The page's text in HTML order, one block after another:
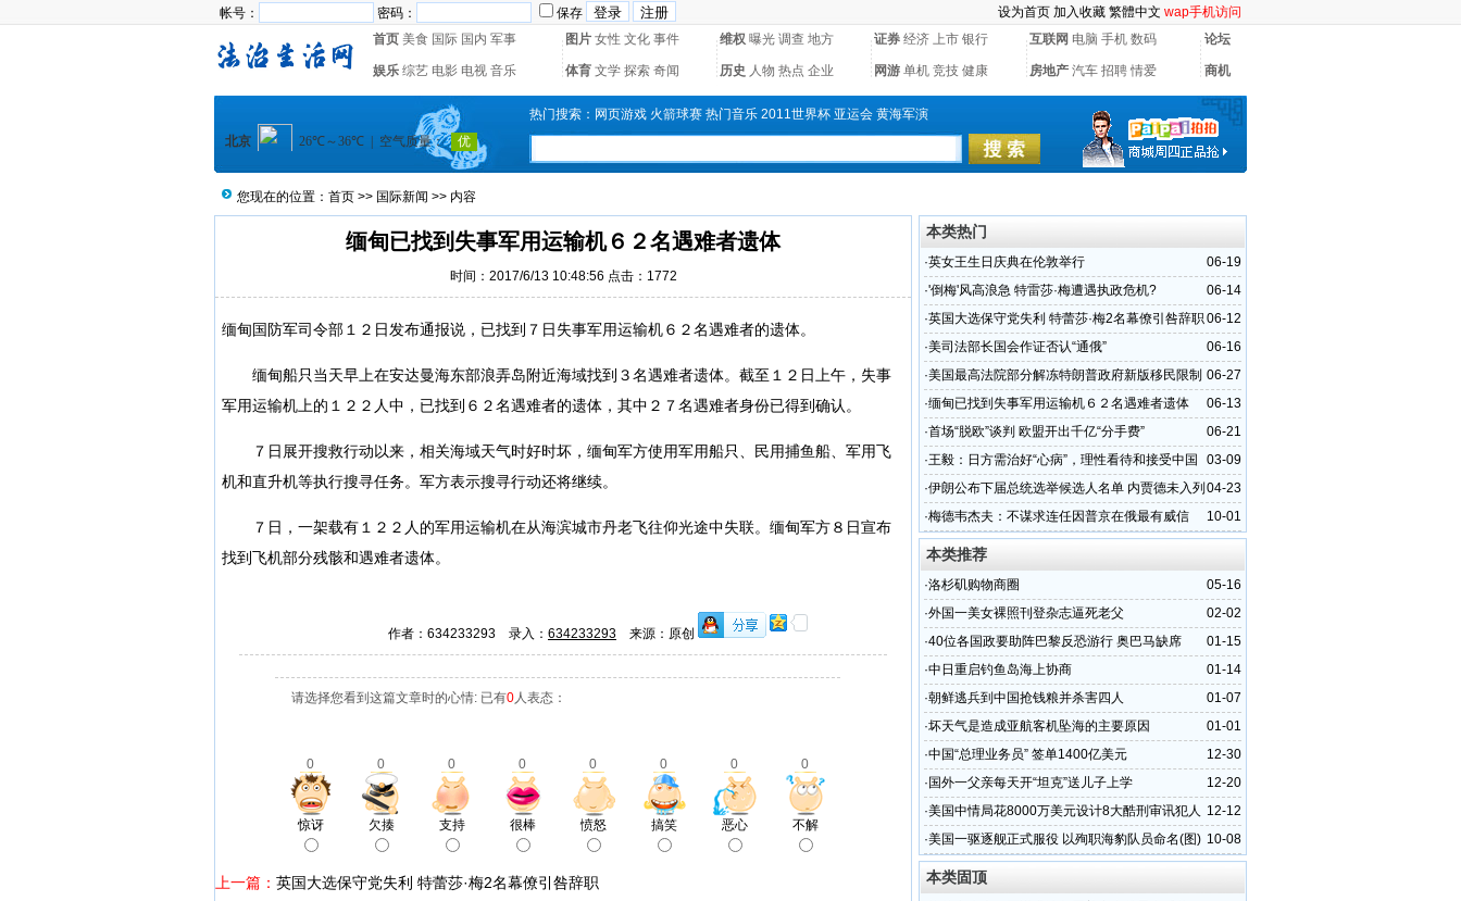
帐号： 密码： 保存 设为首页 加入收藏 繁體中文 wap手机访问
首页 美食 国际 国内 军事 图片 女性 文化 事件 维权 曝光 调查 地方 证券 经济 上市 银行 互联网 电脑 手机 数码 论坛
娱乐 综艺 电影 电视 音乐 体育 文学 探索 奇闻 历史 人物 热点 企业 网游 单机 竞技 健康 房地产 汽车 招聘 情爱 商机
热门搜索： 网页游戏 火箭球赛 热门音乐 2011世界杯 亚运会 黄海军演
您现在的位置： 首页 >> 国际新闻 >> 内容
缅甸已找到失事军用运输机６２名遇难者遗体
时间：2017/6/13 10:48:56 点击： 1772
缅甸国防军司令部１２日发布通报说，已找到７日失事军用运输机６２名遇难者的遗体。
缅甸船只当天早上在安达曼海东部浪弄岛附近海域找到３名遇难者遗体。截至１２日上午，失事
军用运输机上的１２２人中，已找到６２名遇难者的遗体，其中２７名遇难者身份已得到确认。
７日展开搜救行动以来，相关海域天气时好时坏，缅甸军方使用军用船只、民用捕鱼船、军用飞
机和直升机等执行搜寻任务。军方表示搜寻行动还将继续。
７日，一架载有１２２人的军用运输机在从海滨城市丹老飞往仰光途中失联。缅甸军方８日宣布
找到飞机部分残骸和遇难者遗体。
作者：634233293 录入： 634233293 来源：原创
请选择您看到这篇文章时的心情: 已有0人表态：
0 0 0 0 0 0 0 0
惊讶 欠揍 支持 很棒 愤怒 搞笑 恶心 不解
上一篇： 英国大选保守党失利 特蕾莎·梅2名幕僚引咎辞职
本类热门
06-19
·英女王生日庆典在伦敦举行
06-14
·'倒梅'风高浪急 特雷莎·梅遭遇执政危机?
06-12
·英国大选保守党失利 特蕾莎·梅2名幕僚引咎辞职
06-16
·美司法部长国会作证否认“通俄”
06-27
·美国最高法院部分解冻特朗普政府新版移民限制
令
06-13
·缅甸已找到失事军用运输机６２名遇难者遗体
06-21
·首场“脱欧”谈判 欧盟开出千亿“分手费”
03-09
·王毅：日方需治好“心病”，理性看待和接受中国
04-23
·伊朗公布下届总统选举候选人名单 内贾德未入列
10-01
·梅德韦杰夫：不谋求连任因普京在俄最有威信
本类推荐
05-16
·洛杉矶购物商圈
02-02
·外国一美女裸照刊登杂志逼死老父
01-15
·40位各国政要助阵巴黎反恐游行 奥巴马缺席
01-14
·中日重启钓鱼岛海上协商
01-07
·朝鲜逃兵到中国抢钱粮并杀害四人
01-01
·坏天气是造成亚航客机坠海的主要原因
12-30
·中国“总理业务员” 签单1400亿美元
12-20
· 国外一父亲每天开“坦克”送儿子上学
12-12
·美国中情局花8000万美元设计8大酷刑审讯犯人
10-08
·美国一驱逐舰正式服役 以殉职海豹队员命名(图)
本类固顶